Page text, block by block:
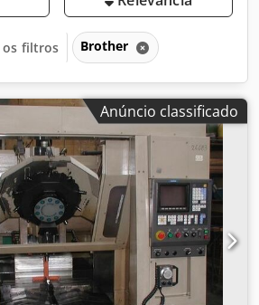
os filtros Brother
Anúncio classificado